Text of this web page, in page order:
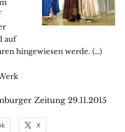
auf
hingewiesen werde. (…)
Zeitung 29.11.2015
X